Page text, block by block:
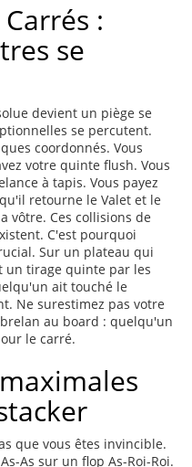
:
se
devient un piège se
se percutent.
coordonnés. Vous
votre quinte flush. Vous
à tapis. Vous payez
retourne le Valet et le
vôtre. Ces collisions de
C'est pourquoi
Sur un plateau qui
un tirage quinte par les
ait touché le
Ne surestimez pas votre
au board : quelqu'un
le carré.
que vous êtes invincible.
As sur un flop As-Roi-Roi.